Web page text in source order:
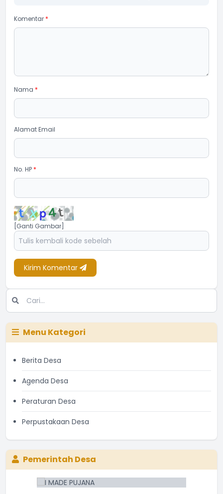
Komentar *
Nama *
Alamat Email
No. HP *
[Ganti Gambar]
Kirim Komentar
Menu Kategori
Berita Desa
Agenda Desa
Peraturan Desa
Perpustakaan Desa
Pemerintah Desa